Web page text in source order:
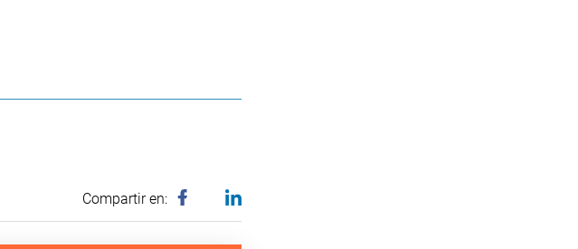
Compartir en: